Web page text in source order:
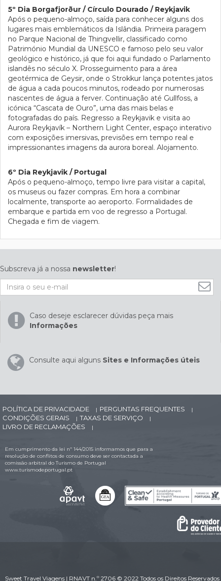
5º Dia Borgafjorður / Círculo Dourado / Reykjavik
Após o pequeno-almoço, saída para conhecer alguns dos
lugares mais emblemáticos da Islândia. Primeira paragem
no Parque Nacional de Thingvellir, classificado como
Património Mundial da UNESCO e famoso pelo seu valor
geológico e histórico, já que foi aqui fundado o Parlamento
islandês no século X. Prosseguimento para a área
geotérmica de Geysir, onde o Strokkur lança potentes jatos
de água a cada poucos minutos, rodeado por numerosas
nascentes de água a ferver. Continuação até Gullfoss, a
icónica “Cascata de Ouro”, uma das mais belas e
fotografadas do país. Regresso a Reykjavik e visita ao
Aurora Reykjavík – Northern Light Center, espaço interativo
com exposições imersivas, previsões em tempo real e
impressionantes imagens da aurora boreal. Alojamento.
6º Dia Reykjavik / Portugal
Após o pequeno-almoço, tempo livre para visitar a capital,
os museus ou fazer compras. Em hora a combinar
localmente, transporte ao aeroporto. Formalidades de
embarque e partida em voo de regresso a Portugal.
Chegada e fim de viagem.
Subscreva já a nossa newsletter!
Caso deseje esclarecer dúvidas peça mais
Informações
Consulte aqui alguns Sites e Informações úteis
POLÍTICA DE PRIVACIDADE | PERGUNTAS FREQUENTES |
CONDIÇÕES GERAIS | TAXAS DE SERVIÇO |
LIVRO DE RECLAMAÇÕES |
Em cumprimento da lei nº 144/2015 informamos que para a
resolução de conflitos de consumo deve ser contactada a
comissão arbitral do Turismo de Portugal
www.turismodeportugal.pt
Sweet Travel Viagens | RNAVT n.º 2706 © 2022 Todos os Direitos Reservados